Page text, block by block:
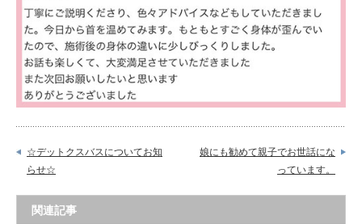
☆デットクスバスについてお知
らせ☆
娘にも勧めて親子でお世話にな
っています。
関連記事